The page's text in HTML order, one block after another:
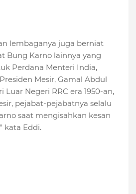
lembaganya juga berniat
Bung Karno lainnya yang
Perdana Menteri India,
Mesir, Gamal Abdul
Luar Negeri RRC era 1950-an,
pejabat-pejabatnya selalu
saat mengisahkan kesan
kata Eddi.